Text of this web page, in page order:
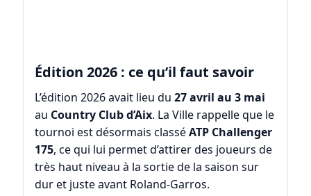
Édition 2026 : ce qu’il faut savoir
L’édition 2026 avait lieu du 27 avril au 3 mai
au Country Club d’Aix. La Ville rappelle que le
tournoi est désormais classéATP Challenger
175, ce qui lui permet d’attirer des joueurs de
très haut niveau à la sortie de la saison sur
dur et juste avant Roland-Garros.